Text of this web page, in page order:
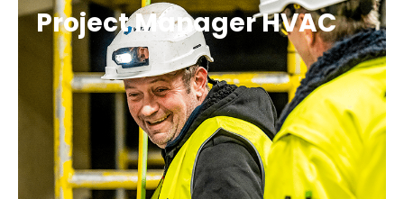
Project Manager HVAC